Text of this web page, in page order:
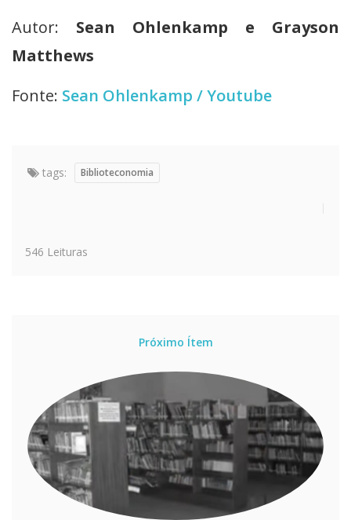
Autor: Sean Ohlenkamp e Grayson
Matthews
Fonte: Sean Ohlenkamp / Youtube
tags: Biblioteconomia
546 Leituras
Próximo Ítem